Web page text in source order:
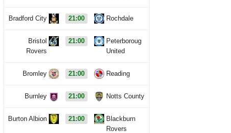
Bradford City 21:00 Rochdale
Bristol
Rovers
21:00
Peterboroug
United
Bromley 21:00 Reading
Burnley 21:00 Notts County
Burton Albion 21:00
Blackburn
Rovers